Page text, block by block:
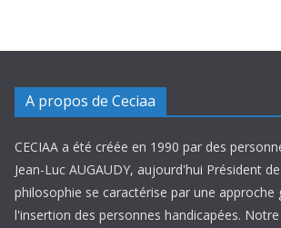
A propos de Ceciaa
CECIAA a été créée en 1990 par des
Jean-Luc AUGAUDY, aujourd'hui Président
philosophie se caractérise par une approche
l'insertion des personnes handicapées.